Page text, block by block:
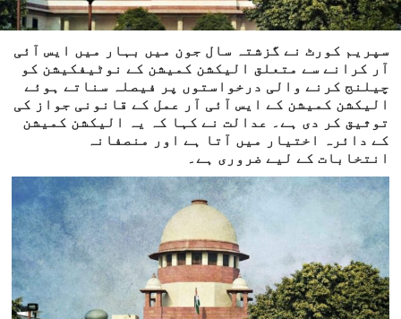
سپریم کورٹ نے گزشتہ سال جون میں بہار میں ایس آئی
آر کرانے سے متعلق الیکشن کمیشن کے نوٹیفکیشن کو
چیلنج کرنے والی درخواستوں پر فیصلہ سناتے ہوئے
الیکشن کمیشن کے ایس آئی آر عمل کے قانونی جواز کی
توثیق کر دی ہے۔ عدالت نے کہا کہ یہ الیکشن کمیشن
کے دائرہ اختیار میں آتا ہے اور منصفانہ
انتخابات کے لیے ضروری ہے۔